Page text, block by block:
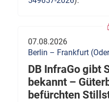
07.08.2026
Berlin – Frankfurt
DB InfraGo gibt
bekannt –
befürchten